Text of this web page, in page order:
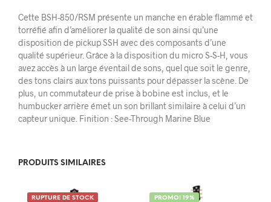
Cette BSH-850/RSM présente un manche en érable flammé et
torréfié afin d’améliorer la qualité de son ainsi qu’une
disposition de pickup SSH avec des composants d’une
qualité supérieur. Grâce à la disposition du micro S-S-H, vous
avez accès à un large éventail de sons, quel que soit le genre,
des tons clairs aux tons puissants pour dépasser la scène. De
plus, un commutateur de prise à bobine est inclus, et le
humbucker arrière émet un son brillant similaire à celui d’un
capteur unique. Finition : See-Through Marine Blue
PRODUITS SIMILAIRES
RUPTURE DE STOCK PROMO! 19%